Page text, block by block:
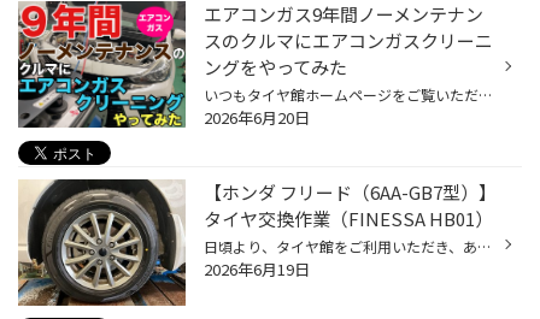
エアコンガス9年間ノーメンテナン
スのクルマにエアコンガスクリーニ
ングをやってみた
いつもタイヤ館ホームページをご覧いただき、誠にありがとうございます。 今年も暑くなりそうですが、みなさまのクルマのエアコンは涼しいですか？ 今回の記事は、「エアコンガスのクリーニング&ガス充填」についてです。 これからご案内するサービスについて、中部地区は下記の店舗でサービスを実...
2026年6月20日
【ホンダ フリード（6AA-GB7型）】
タイヤ交換作業（FINESSA HB01）
日頃より、タイヤ館をご利用いただき、ありがとうございます。 さて、当店と同じチェーン店の近隣タイヤ館店舗で作業いたしましたタイヤ交換をご紹介します。 （WEB掲載をご快諾いただきましたお客様！大変感謝しております。 いつもご愛顧いただき誠にありがとうございます！！） おクルマ：ホンダ...
2026年6月19日